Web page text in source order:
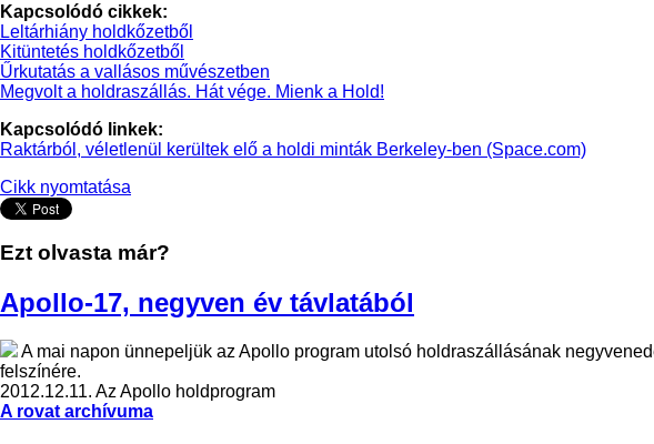
Kapcsolódó cikkek:
Leltárhiány holdkőzetből
Kitüntetés holdkőzetből
Űrkutatás a vallásos művészetben
Megvolt a holdraszállás. Hát vége. Mienk a Hold!
Kapcsolódó linkek:
Raktárból, véletlenül kerültek elő a holdi minták Berkeley-ben (Space.com)
Cikk nyomtatása
Ezt olvasta már?
Apollo-17, negyven év távlatából
A mai napon ünnepeljük az Apollo program utolsó holdraszállásának
felszínére.
2012.12.11. Az Apollo holdprogram
A rovat archívuma